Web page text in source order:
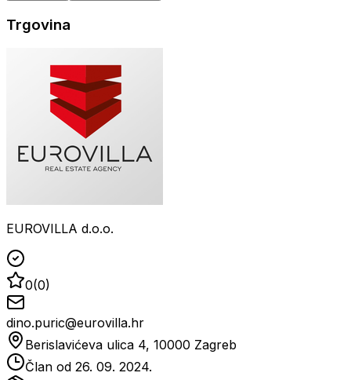
Trgovina
EUROVILLA d.o.o.
0(0)
dino.puric@eurovilla.hr
Berislavićeva ulica 4, 10000 Zagreb
Član od 26. 09. 2024.